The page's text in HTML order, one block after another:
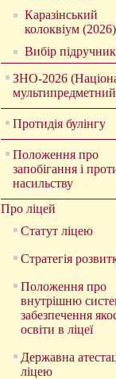
Каразінський
колоквіум (2026)
Вибір
ЗНО-2026
Протидія булінгу
Положення про
запобігання і
насильству
Про ліцей
Статут ліцею
Стратегія
Положення про
внутрішню
забезпечення
освіти в ліцеї
Державна
ліцею